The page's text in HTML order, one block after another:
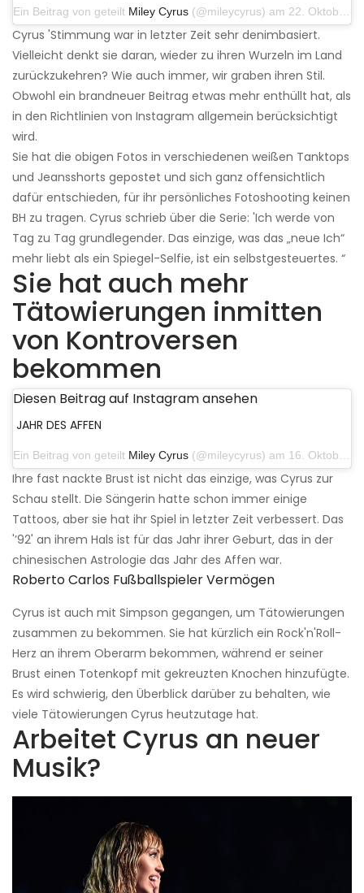
Ein Beitrag von geteilt Miley Cyrus (@mileycyrus) am 22. Oktober 2019 um 11:39 Uhr PDT
Cyrus 'Stimmung war in letzter Zeit sehr denimbasiert.
Vielleicht denkt sie daran, wieder zu ihren Wurzeln im Land
zurückzukehren? Wie auch immer, wir graben ihren Stil.
Obwohl ein brandneuer Beitrag etwas mehr enthüllt hat, als
in den Richtlinien von Instagram allgemein berücksichtigt
wird.
Sie hat die obigen Fotos in verschiedenen weißen Tanktops
und Jeansshorts gepostet und sich ganz offensichtlich
dafür entschieden, für ihr persönliches Fotoshooting keinen
BH zu tragen. Cyrus schrieb über die Serie: 'Ich werde von
Tag zu Tag grundlegender. Das einzige, was das „neue Ich“
mehr liebt als ein Spiegel-Selfie, ist ein selbstgesteuertes. “
Sie hat auch mehr
Tätowierungen inmitten
von Kontroversen
bekommen
Diesen Beitrag auf Instagram ansehen
JAHR DES AFFEN
Ein Beitrag von geteilt Miley Cyrus (@mileycyrus) am 16. Oktober 2019 um 19:04 Uhr PDT
Ihre fast nackte Brust ist nicht das einzige, was Cyrus zur
Schau stellt. Die Sängerin hatte schon immer einige
Tattoos, aber sie hat ihr Spiel in letzter Zeit verbessert. Das
'’92' an ihrem Hals ist für das Jahr ihrer Geburt, das in der
chinesischen Astrologie das Jahr des Affen war.
Roberto Carlos Fußballspieler Vermögen
Cyrus ist auch mit Simpson gegangen, um Tätowierungen
zusammen zu bekommen. Sie hat kürzlich ein Rock'n'Roll-
Herz an ihrem Oberarm bekommen, während er seiner
Brust einen Totenkopf mit gekreuzten Knochen hinzufügte.
Es wird schwierig, den Überblick darüber zu behalten, wie
viele Tätowierungen Cyrus heutzutage hat.
Arbeitet Cyrus an neuer
Musik?